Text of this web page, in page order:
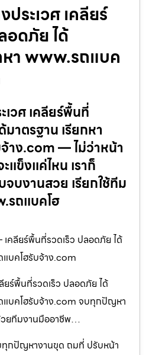
ระเวศ เคลียร์
อดภัย ได้
หา www.รถแบค
เวศ เคลียร์พื้นที่
มาตรฐาน เรียกหา
าง.com — ไม่ว่าหน้า
แข็งแค่ไหน เราก็
บงานสวย เรียกใช้ทีม
รถแบคโฮ
คลียร์พื้นที่รวดเร็ว ปลอดภัย ได้
แบคโฮรับจ้าง.com
ยร์พื้นที่รวดเร็ว ปลอดภัย ได้
แบคโฮรับจ้าง.com จบทุกปัญหา
ยทีมงานมืออาชีพ…
ทุกปัญหางานขุด ถมที่ ปรับหน้า